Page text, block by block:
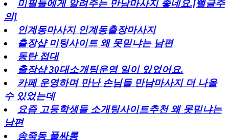
미필들에게 알려주는 만남마사지 좋네요.[뻘글주
의]
인계동마사지 인계동출장마사지
출장샵 미팅사이트 왜 못믿냐는 남편
동탄 접대
출장샵 30대소개팅운영 일이 있었어요.
카페 운영하며 만난 손님들 만남마사지 더 나올
수 있었는데
요즘 고등학생들 소개팅사이트추천 왜 못믿냐는
남편
송죽동 풀싸롱